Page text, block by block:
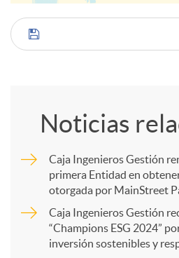
C
Noticias
Caja Ingenieros Gestión
primera Entidad en
otorgada por MainStreet
Caja Ingenieros Gestión
“Champions ESG 2024”
inversión sostenibles y